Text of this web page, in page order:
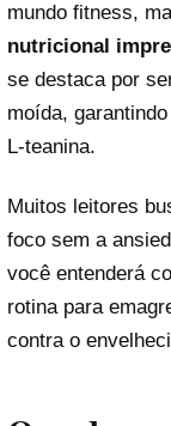
mundo fitness,
nutricional
se destaca por
moída,
L-teanina.
Muitos leitores
foco sem a
você entenderá
rotina para
contra o